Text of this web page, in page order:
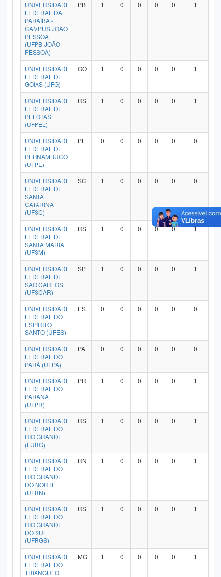
UNIVERSIDADE
FEDERAL DA
PARAÍBA -
CAMPUS JOÃO
PESSOA
(UFPB-JOÃO
PESSOA)
PB 1 0 0 0 0 1
UNIVERSIDADE
FEDERAL DE
GOIÁS (UFG)
GO 1 0 0 0 0 1
UNIVERSIDADE
FEDERAL DE
PELOTAS
(UFPEL)
RS 1 0 0 0 0 1
UNIVERSIDADE
FEDERAL DE
PERNAMBUCO
(UFPE)
PE 0 0 0 0 0 0
UNIVERSIDADE
FEDERAL DE
SANTA
CATARINA
(UFSC)
SC 1 0 0 0 0 0
UNIVERSIDADE
FEDERAL DE
SANTA MARIA
(UFSM)
RS 1 0 0 0 0 1
UNIVERSIDADE
FEDERAL DE
SÃO CARLOS
(UFSCAR)
SP 1 0 0 0 0 1
UNIVERSIDADE
FEDERAL DO
ESPÍRITO
SANTO (UFES)
ES 0 0 0 0 0 0
UNIVERSIDADE
FEDERAL DO
PARÁ (UFPA)
PA 0 0 0 0 0 0
UNIVERSIDADE
FEDERAL DO
PARANÁ
(UFPR)
PR 1 0 0 0 0 1
UNIVERSIDADE
FEDERAL DO
RIO GRANDE
(FURG)
RS 1 0 0 0 0 1
UNIVERSIDADE
FEDERAL DO
RIO GRANDE
DO NORTE
(UFRN)
RN 1 0 0 0 0 1
UNIVERSIDADE
FEDERAL DO
RIO GRANDE
DO SUL
(UFRGS)
RS 1 0 0 0 0 1
UNIVERSIDADE
FEDERAL DO
TRIÂNGULO
MG 1 0 0 0 0 1